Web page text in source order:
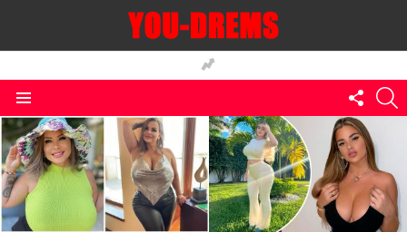
US
MOST
VIEWED
STORIES